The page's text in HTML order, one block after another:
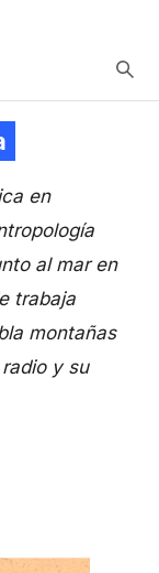
en
al mar en
trabaja
montañas
y su